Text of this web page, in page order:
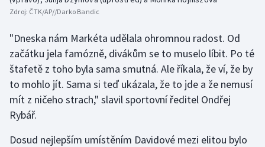
Zdroj: ČTK/AP//Darko Bandic
"Dneska nám Markéta udělala ohromnou radost. Od
začátku jela famózně, divákům se to muselo líbit. Po té
štafetě z toho byla sama smutná. Ale říkala, že ví, že by
to mohlo jít. Sama si teď ukázala, že to jde a že nemusí
mít z ničeho strach," slavil sportovní ředitel Ondřej
Rybář.
Dosud nejlepším umístěním Davidové mezi elitou bylo